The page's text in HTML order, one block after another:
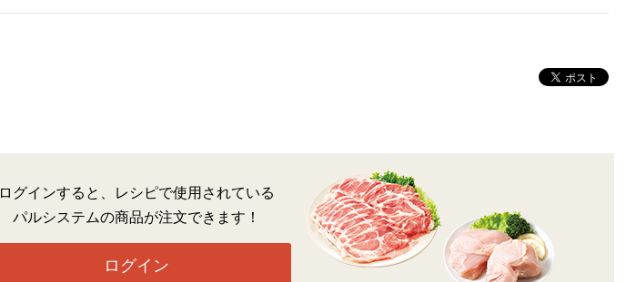
ログインすると、レシピで使用されている
パルシステムの商品が注文できます！
ログイン